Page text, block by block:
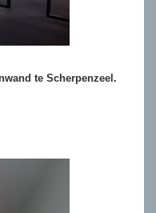
te Scherpenzeel.